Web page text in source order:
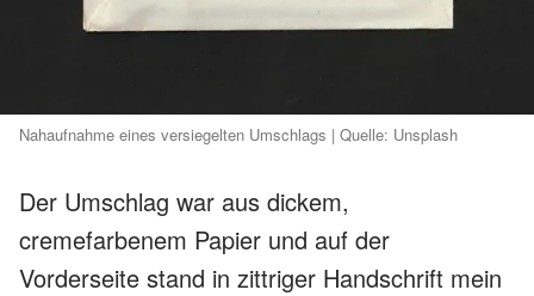
Nahaufnahme eines versiegelten Umschlags | Quelle: Unsplash
Der Umschlag war aus dickem,
cremefarbenem Papier und auf der
Vorderseite stand in zittriger Handschrift mein